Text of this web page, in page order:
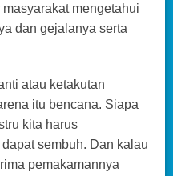
mengetahui
dan gejalanya serta
atau ketakutan
itu bencana. Siapa
kita harus
sembuh. Dan kalau
pemakamannya